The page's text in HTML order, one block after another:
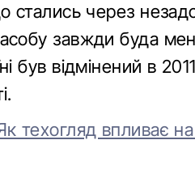
стались через
завжди буда
був відмінений в
техогляд впливає на